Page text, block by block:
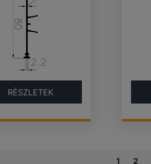
RÉSZLETEK
1 2